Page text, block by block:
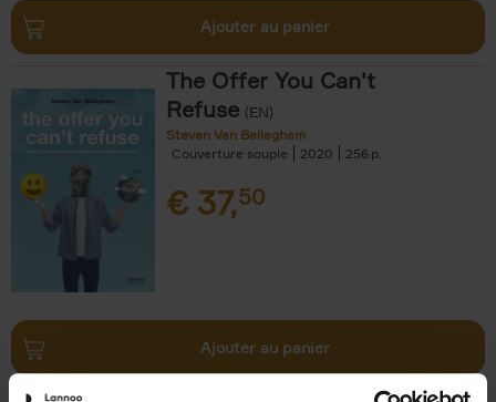
Ajouter au panier
The Offer You Can't
Refuse (EN)
Steven Van Belleghem
Couverture souple
2020 256
€ 37,50
Ajouter au panier